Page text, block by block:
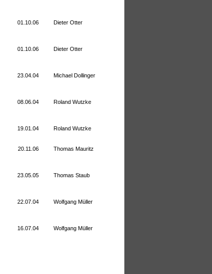
01.10.06
Dieter Otter
01.10.06
Dieter Otter
23.04.04
Michael Dollinger
08.06.04
Roland Wutzke
19.01.04
Roland Wutzke
20.11.06
Thomas Mauritz
23.05.05
Thomas Staub
22.07.04
Wolfgang Müller
16.07.04
Wolfgang Müller